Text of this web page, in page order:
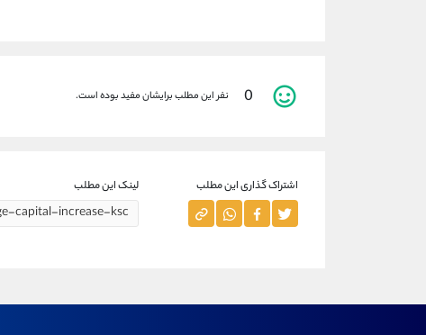
0 نفر این مطلب برایشان مفید بوده است.
اشتراک گذاری این مطلب لینک این مطلب